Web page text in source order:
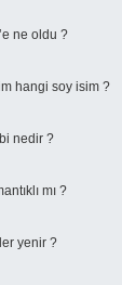
ne oldu ?
hangi soy isim ?
nedir ?
mı ?
yenir ?